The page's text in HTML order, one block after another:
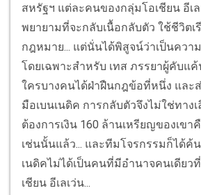
สหรัฐฯ แต่ละคนของกลุ่มโอเชียน อีเ
พยายามที่จะกลับเนื้อกลับตัว ใช้ชีวิตเ
กฎหมาย... แต่นั่นได้พิสูจน์ว่าเป็นควา
โดยเฉพาะสำหรับ เทส ภรรยาผู้คับแ
ใครบางคนได้ฝ่าฝืนกฎข้อที่หนึ่ง และส่
มือเบนเนดิค การกลับตัวจึงไม่ใช่ทาง
ต้องการเงิน 160 ล้านเหรียญของเขา
เช่นนั้นแล้ว... และทีมโจรกรรมก็ได้ค้
เนดิคไม่ได้เป็นคนที่มีอำนาจคนเดียว
เชียน อีเลเว่น...